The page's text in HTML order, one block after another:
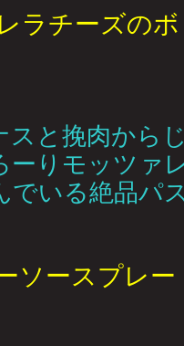
ラチーズの
スと挽肉から
ーりモッツァ
でいる絶品パ
ソースプレ